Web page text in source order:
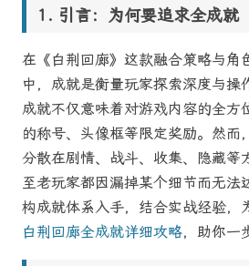
引言：为何要追求全成就
在《白荆回廊》这款融合策略与角
中，成就是衡量玩家探索深度与操
成就不仅意味着对游戏内容的全方
的称号、头像框等限定奖励。然而
分散在剧情、战斗、收集、隐藏等
至老玩家都因漏掉某个细节而无法
构成就体系入手，结合实战经验，
白荆回廊全成就详细攻略，助你一